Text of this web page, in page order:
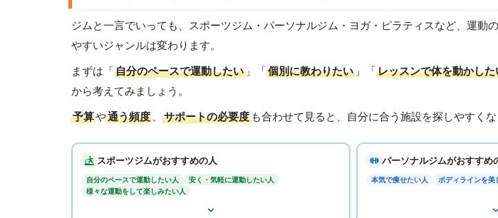
ジムと一言でいっても、スポーツジム・パーソナルジム・ヨガ・ピラティスなど、運動
やすいジャンルは変わります。
まずは「自分のペースで運動したい 」「個別に教わりたい 」「レッスンで体を動かした
から考えてみましょう。
予算や通う頻度 、 サポートの必要度 も合わせて見ると、自分に合う施設を探しやすくな
スポーツジムがおすすめの人
自分のペースで運動したい人
安く・気軽に運動したい人
様々な運動をして楽しみたい人
パーソナルジムがおすすめ
本気で痩せたい人 ボディラインを美